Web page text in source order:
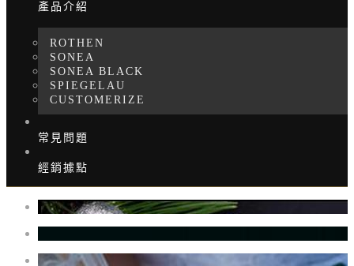
產品介紹
ROTHEN
SONEA
SONEA BLACK
SPIEGELAU
CUSTOMERIZE
常見問題
經銷據點